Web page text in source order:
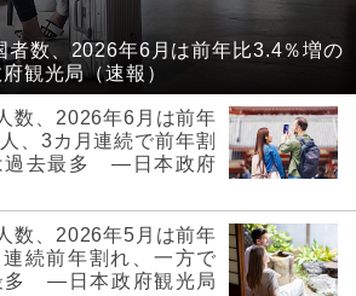
者数、2026年6月は前年比3.4％増の
観光局（速報）
数、2026年6月は前年
、3カ月連続で前年割
過去最多 ―日本政府
数、2026年5月は前年
続前年割れ、一方で
多 ―日本政府観光局